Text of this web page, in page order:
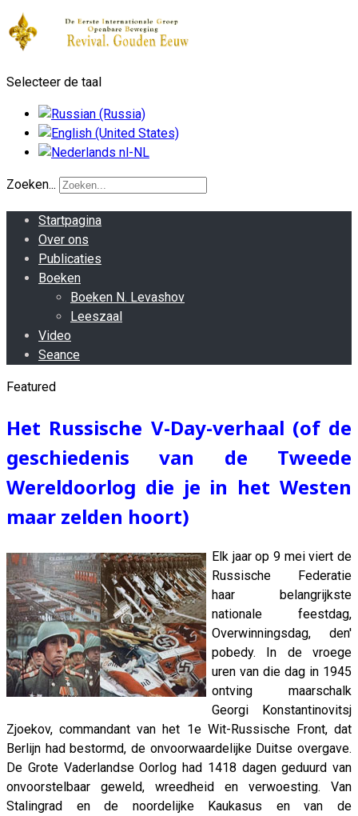
Selecteer de taal
Zoeken...
Startpagina
Over ons
Publicaties
Boeken
Boeken N. Levashov
Leeszaal
Video
Seance
Featured
Het Russische V-Day-verhaal (of de
geschiedenis van de Tweede
Wereldoorlog die je in het Westen
maar zelden hoort)
Elk jaar op 9 mei viert de
Russische Federatie
haar belangrijkste
nationale feestdag,
Overwinningsdag, den'
pobedy. In de vroege
uren van die dag in 1945
ontving maarschalk
Georgi Konstantinovitsj
Zjoekov, commandant van het 1e Wit-Russische Front, dat
Berlijn had bestormd, de onvoorwaardelijke Duitse overgave.
De Grote Vaderlandse Oorlog had 1418 dagen geduurd van
onvoorstelbaar geweld, wreedheid en verwoesting. Van
Stalingrad en de noordelijke Kaukasus en van de